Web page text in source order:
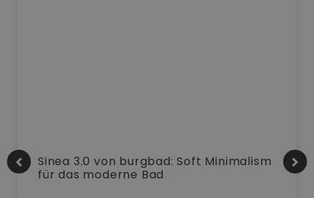
Sinea 3.0 von burgbad: Soft Minimalism
für das moderne Bad